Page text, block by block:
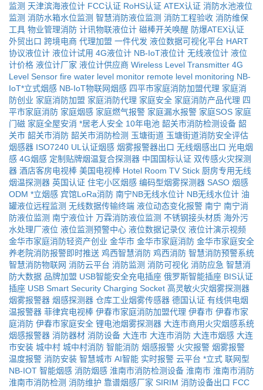
监测 天津滨海液位计 FCC认证 RoHS认证 ATEX认证 消防水池液位
监测 消防水箱水位监测 智慧消防液位监测 消防工程验收 消防维保
工具 物业管理消防 计讯物联液位计 磁棒开关唤醒 防爆ATEX认证
外贸出口 跨境电商 代理加盟 一件代发 液位数据可视化平台 HART
协议液位计 液位计试用 4G液位计 NB-IoT液位计 无线液位计 液位
计价格 液位计厂家 液位计供应商 Wireless Level Transmitter 4G
Level Sensor fire water level monitor remote level monitoring NB-
IoT*立式烟感 NB-IoT物联网烟感 四平市家庭消防加盟代理 家庭消
防创业 家庭消防加盟 家庭消防代理 家庭安全 家庭消防产品代理 四
平市家庭消防 家庭烟感 家庭燃气报警 家庭漏水报警 家庭SOS 家庭
门磁 家庭全屋安消 *居老人安全 10年电池 韶关市消防检测设备 韶
关市 韶关市消防 韶关市消防检测 玉塘街道 玉塘街道消防安全评估
烟感器 ISO7240 UL认证烟感 烟雾报警器出口 无线烟感出口 光电烟
感 4G烟感 定制贴牌烟温复合探测器 中国国标认证 双传感火灾探测
器 酒店客房电视棒 美国电视棒 Hotel Room TV Stick 厨房专用无线
烟温探测器 英国认证 住宅小区烟感 编码型烟雾探测器 SASO 烟感
ODM *立烟感 宾馆LoRa消防 南宁NB无线水位计 NB无线水位计 油
罐液位远程监测 无线数据传输终端 液位动态变化报警 南宁 南宁消
防液位监测 南宁液位计 万霖消防液位监测 不锈钢接头材质 海外污
水处理厂液位 液位监测预警中心 液位数据记录仪 液位计演示视频
金华市家庭消防轻资产创业 金华市 金华市家庭消防 金华市家庭安全
养老院消防报警即时推送 鸡西智慧消防 鸡西消防 智慧消防预警系统
智慧消防物联网 消防云平台 消防监测 消防可视化 消防应急 智慧消
防大数据 品牌加盟 USB智能安全充电插座 俄罗斯智能插座 BIS认证
插座 USB Smart Security Charging Socket 高灵敏火灾烟雾探测器
烟雾报警器 烟感探测器 仓库工业烟雾传感器 德国认证 有线供电烟
温报警器 菲律宾电视棒 伊春市家庭消防加盟代理 伊春市 伊春市家
庭消防 伊春市家庭安全 锂电池烟雾探测器 大连市商用火灾烟感系统
烟感报警器 消防器材 消防设备 大连市 大连市消防 大连市烟感 大连
市安装 城中村 城中村消防 智能消防 烟感报警 火灾报警 烟雾报警
温度报警 消防安装 智慧城市 AI智能 实时报警 云平台 *立式 联网型
NB-IOT 智能烟感 消防烟感 淮南市消防检测设备 淮南市 淮南市消防
淮南市消防检测 消防维护 靠谱烟感厂家 SIRIM 消防设备出口 FCC